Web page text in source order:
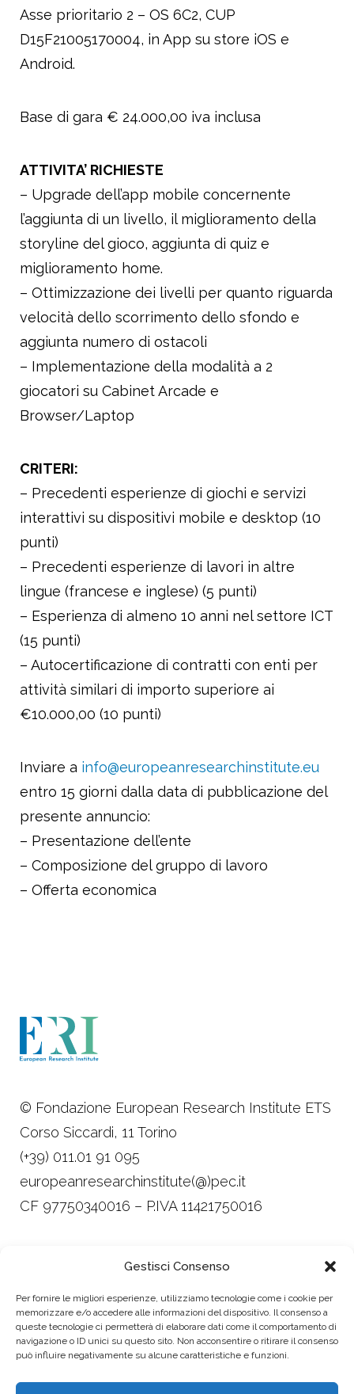
Gestisci Consenso
Per fornire le migliori esperienze, utilizziamo tecnologie come i cookie per
memorizzare e/o accedere alle informazioni del dispositivo. Il consenso a
queste tecnologie ci permetterà di elaborare dati come il comportamento di
navigazione o ID unici su questo sito. Non acconsentire o ritirare il consenso
può influire negativamente su alcune caratteristiche e funzioni.
Asse prioritario 2 – OS 6C2, CUP
D15F21005170004, in App su store iOS e
Android.
Base di gara € 24.000,00 iva inclusa
ATTIVITA’ RICHIESTE
– Upgrade dell’app mobile concernente
l’aggiunta di un livello, il miglioramento della
storyline del gioco, aggiunta di quiz e
miglioramento home.
– Ottimizzazione dei livelli per quanto riguarda
velocità dello scorrimento dello sfondo e
aggiunta numero di ostacoli
– Implementazione della modalità a 2
giocatori su Cabinet Arcade e
Browser/Laptop
CRITERI:
– Precedenti esperienze di giochi e servizi
interattivi su dispositivi mobile e desktop (10
punti)
– Precedenti esperienze di lavori in altre
lingue (francese e inglese) (5 punti)
– Esperienza di almeno 10 anni nel settore ICT
(15 punti)
– Autocertificazione di contratti con enti per
attività similari di importo superiore ai
€10.000,00 (10 punti)
Inviare a info@europeanresearchinstitute.eu
entro 15 giorni dalla data di pubblicazione del
presente annuncio:
– Presentazione dell’ente
– Composizione del gruppo di lavoro
– Offerta economica
© Fondazione European Research Institute ETS
Corso Siccardi, 11 Torino
(+39) 011.01 91 095
europeanresearchinstitute(@)pec.it
CF 97750340016 – P.IVA 11421750016
Policy
Design Alessandra Leonardi
Made with ♥ by imperfect